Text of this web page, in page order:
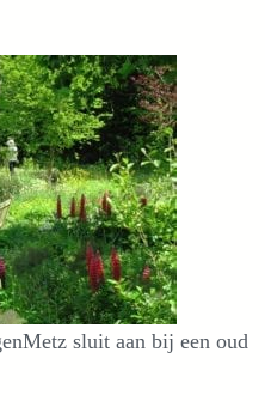
sluit aan bij een oud